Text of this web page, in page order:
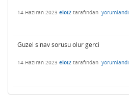
14 Haziran 2023 eloi2 tarafından yorumlandı
Guzel sinav sorusu olur gerci
14 Haziran 2023 eloi2 tarafından yorumlandı